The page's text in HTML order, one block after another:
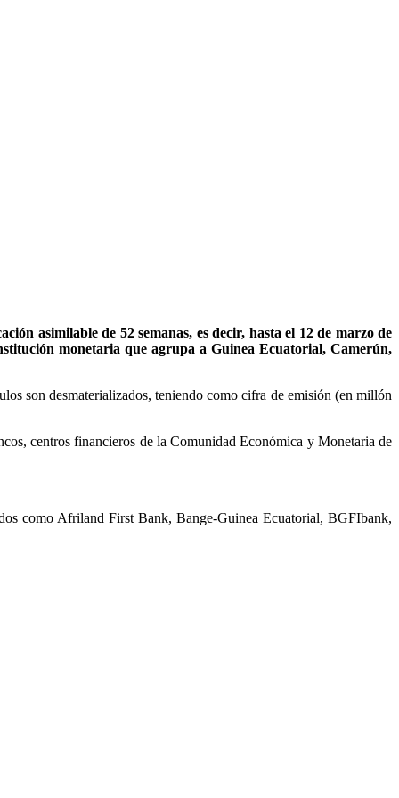
asimilable de 52 semanas, es decir, hasta el 12 de marzo de
monetaria que agrupa a Guinea Ecuatorial, Camerún,
son desmaterializados, teniendo como cifra de emisión (en millón
centros financieros de la Comunidad Económica y Monetaria de
como Afriland First Bank, Bange-Guinea Ecuatorial, BGFIbank,